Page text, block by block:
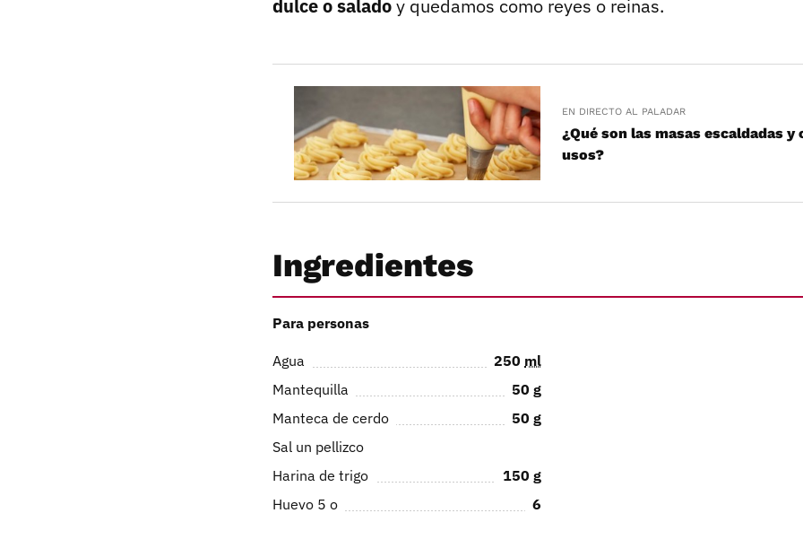
dulce o saladoy quedamos como reyes o reinas.
EN DIRECTO AL PALADAR
¿Qué son las masas escaldadas y
usos?
Ingredientes
Para personas
Agua 250 ml
Mantequilla
50 g
Manteca de cerdo
50 g
Sal un pellizco
Harina de trigo
150 g
Huevo 5 o
6